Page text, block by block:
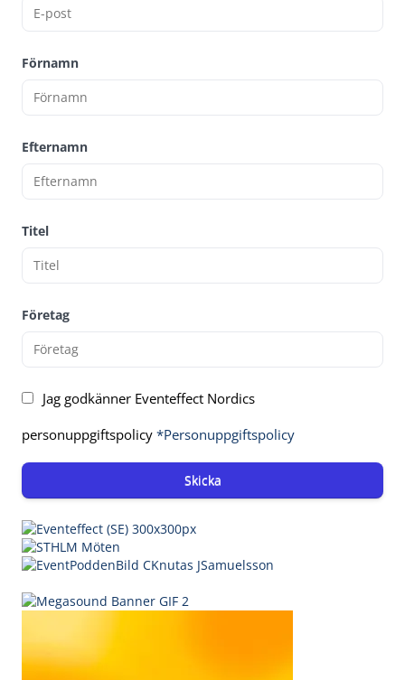
Förnamn
Efternamn
Titel
Företag
Jag godkänner Eventeffect Nordics
personuppgiftspolicy *Personuppgiftspolicy
Skicka